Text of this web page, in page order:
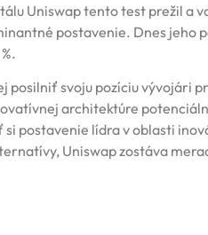
Uniswap tento test prežil a
postavenie. Dnes
svoju pozíciu vývojári
architektúre
postavenie lídra v oblasti
Uniswap zostáva